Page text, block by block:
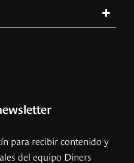
para recibir contenido y
del equipo Diners